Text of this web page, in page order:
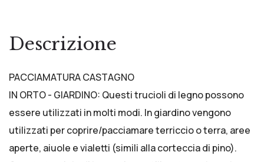
Descrizione
PACCIAMATURA CASTAGNO
IN ORTO - GIARDINO: Questi trucioli di legno possono
essere utilizzati in molti modi. In giardino vengono
utilizzati per coprire/pacciamare terriccio o terra, aree
aperte, aiuole e vialetti (simili alla corteccia di pino).